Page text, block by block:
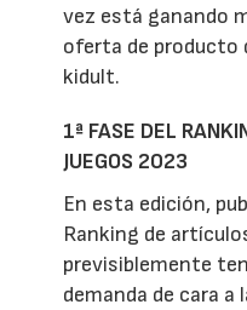
vez está ganando
oferta de producto
kidult.
1ª FASE DEL
JUEGOS 2023
En esta edición,
Ranking de
previsiblemente
demanda de cara a